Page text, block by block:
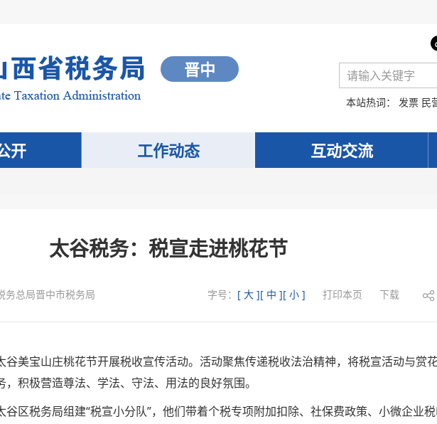
晋中
本站热词： 发票 民
开 工作动态 互动交流
太谷税务：税宣走进桃花节
务总局晋中市税务局 字号： [ 大 ][ 中 ][ 小 ] 打印本页 下载
美宝山庄桃花节开展税收宣传活动。活动聚焦传递税收法治精神，将税宣活动与赏
积极营造尊法、学法、守法、用法的良好氛围。
区税务局组建“税宣小分队”，他们带着个税专项附加扣除、社保费政策、小微企业